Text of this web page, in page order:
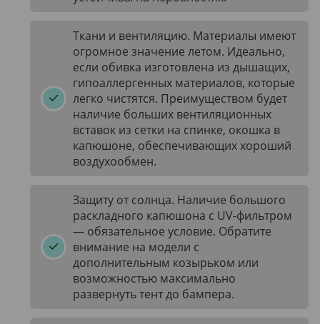
Ткани и вентиляцию. Материалы имеют
огромное значение летом. Идеально,
если обивка изготовлена из дышащих,
гипоаллергенных материалов, которые
легко чистятся. Преимуществом будет
наличие больших вентиляционных
вставок из сетки на спинке, окошка в
капюшоне, обеспечивающих хороший
воздухообмен.
Защиту от солнца. Наличие большого
раскладного капюшона с UV-фильтром
— обязательное условие. Обратите
внимание на модели с
дополнительным козырьком или
возможностью максимально
развернуть тент до бампера.